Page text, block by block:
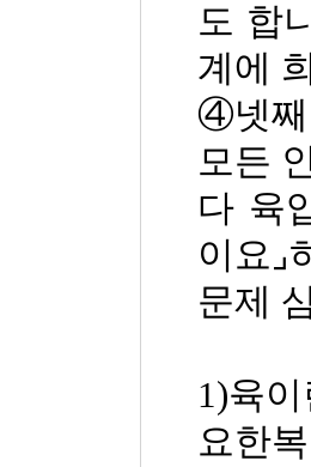
도 합
계에
④넷
모든
다 육
이요 ⌟
문제
1)육
요한